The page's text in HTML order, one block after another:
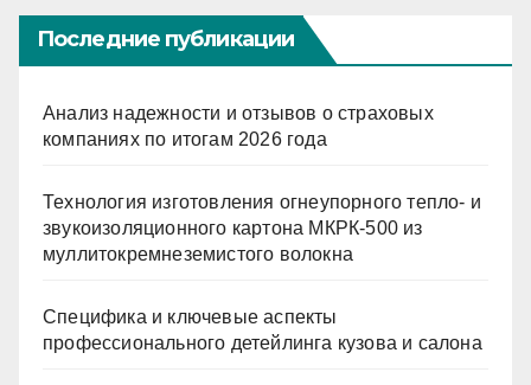
ki
Последние публикации
Анализ надежности и отзывов о страховых
компаниях по итогам 2026 года
Технология изготовления огнеупорного тепло- и
звукоизоляционного картона МКРК-500 из
муллитокремнеземистого волокна
Специфика и ключевые аспекты
профессионального детейлинга кузова и салона